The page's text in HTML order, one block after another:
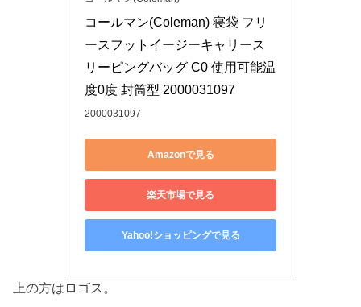
コールマン(Coleman) 寝袋 フリ
ースフットイージーキャリース
リーピングバッグ C0 使用可能温
度0度 封筒型 2000031097
2000031097
Amazonで見る
楽天市場で見る
Yahoo!ショッピングで見る
上の方はロゴス。